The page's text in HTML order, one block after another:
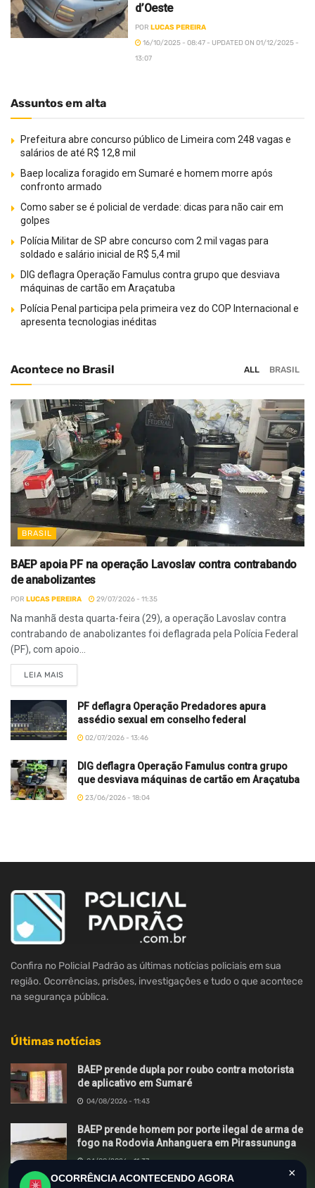
d’Oeste
POR LUCAS PEREIRA
16/10/2025 - 08:47 - UPDATED ON 01/12/2025 -
13:07
Assuntos em alta
Prefeitura abre concurso público de Limeira com 248 vagas e
salários de até R$ 12,8 mil
Baep localiza foragido em Sumaré e homem morre após
confronto armado
Como saber se é policial de verdade: dicas para não cair em
golpes
Polícia Militar de SP abre concurso com 2 mil vagas para
soldado e salário inicial de R$ 5,4 mil
DIG deflagra Operação Famulus contra grupo que desviava
máquinas de cartão em Araçatuba
Polícia Penal participa pela primeira vez do COP Internacional e
apresenta tecnologias inéditas
Acontece no Brasil ALL BRASIL
BRASIL
BAEP apoia PF na operação Lavoslav contra contrabando
de anabolizantes
POR LUCAS PEREIRA 29/07/2026 - 11:35
Na manhã desta quarta-feira (29), a operação Lavoslav contra
contrabando de anabolizantes foi deflagrada pela Polícia Federal
(PF), com apoio...
LEIA MAIS
PF deflagra Operação Predadores apura
assédio sexual em conselho federal
02/07/2026 - 13:46
DIG deflagra Operação Famulus contra grupo
que desviava máquinas de cartão em Araçatuba
23/06/2026 - 18:04
Confira no Policial Padrão as últimas notícias policiais em sua
região. Ocorrências, prisões, investigações e tudo o que acontece
na segurança pública.
Últimas notícias
BAEP prende dupla por roubo contra motorista
de aplicativo em Sumaré
04/08/2026 - 11:43
BAEP prende homem por porte ilegal de arma de
fogo na Rodovia Anhanguera em Pirassununga
04/08/2026 - 11:37
×
OCORRÊNCIA ACONTECENDO AGORA